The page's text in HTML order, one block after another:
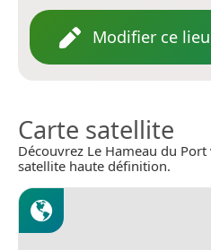
Modifier ce lieu
Carte satellite
Découvrez Le Hameau du
satellite haute définition.